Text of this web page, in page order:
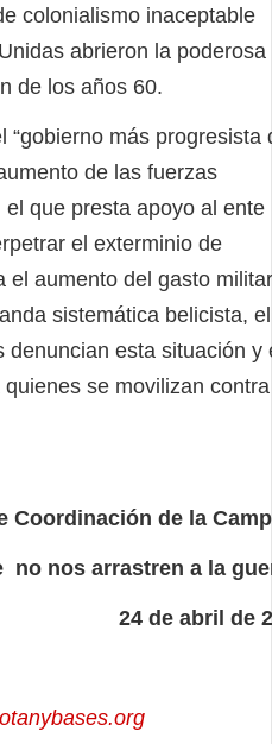
colonialismo inaceptable
abrieron la poderosa
de los años 60.
“gobierno más progresista
de las fuerzas
que presta apoyo al ente
el exterminio de
el aumento del gasto
sistemática belicista, el
denuncian esta situación y
se movilizan contra
Coordinación de la
no nos arrastren a la
24 de abril de